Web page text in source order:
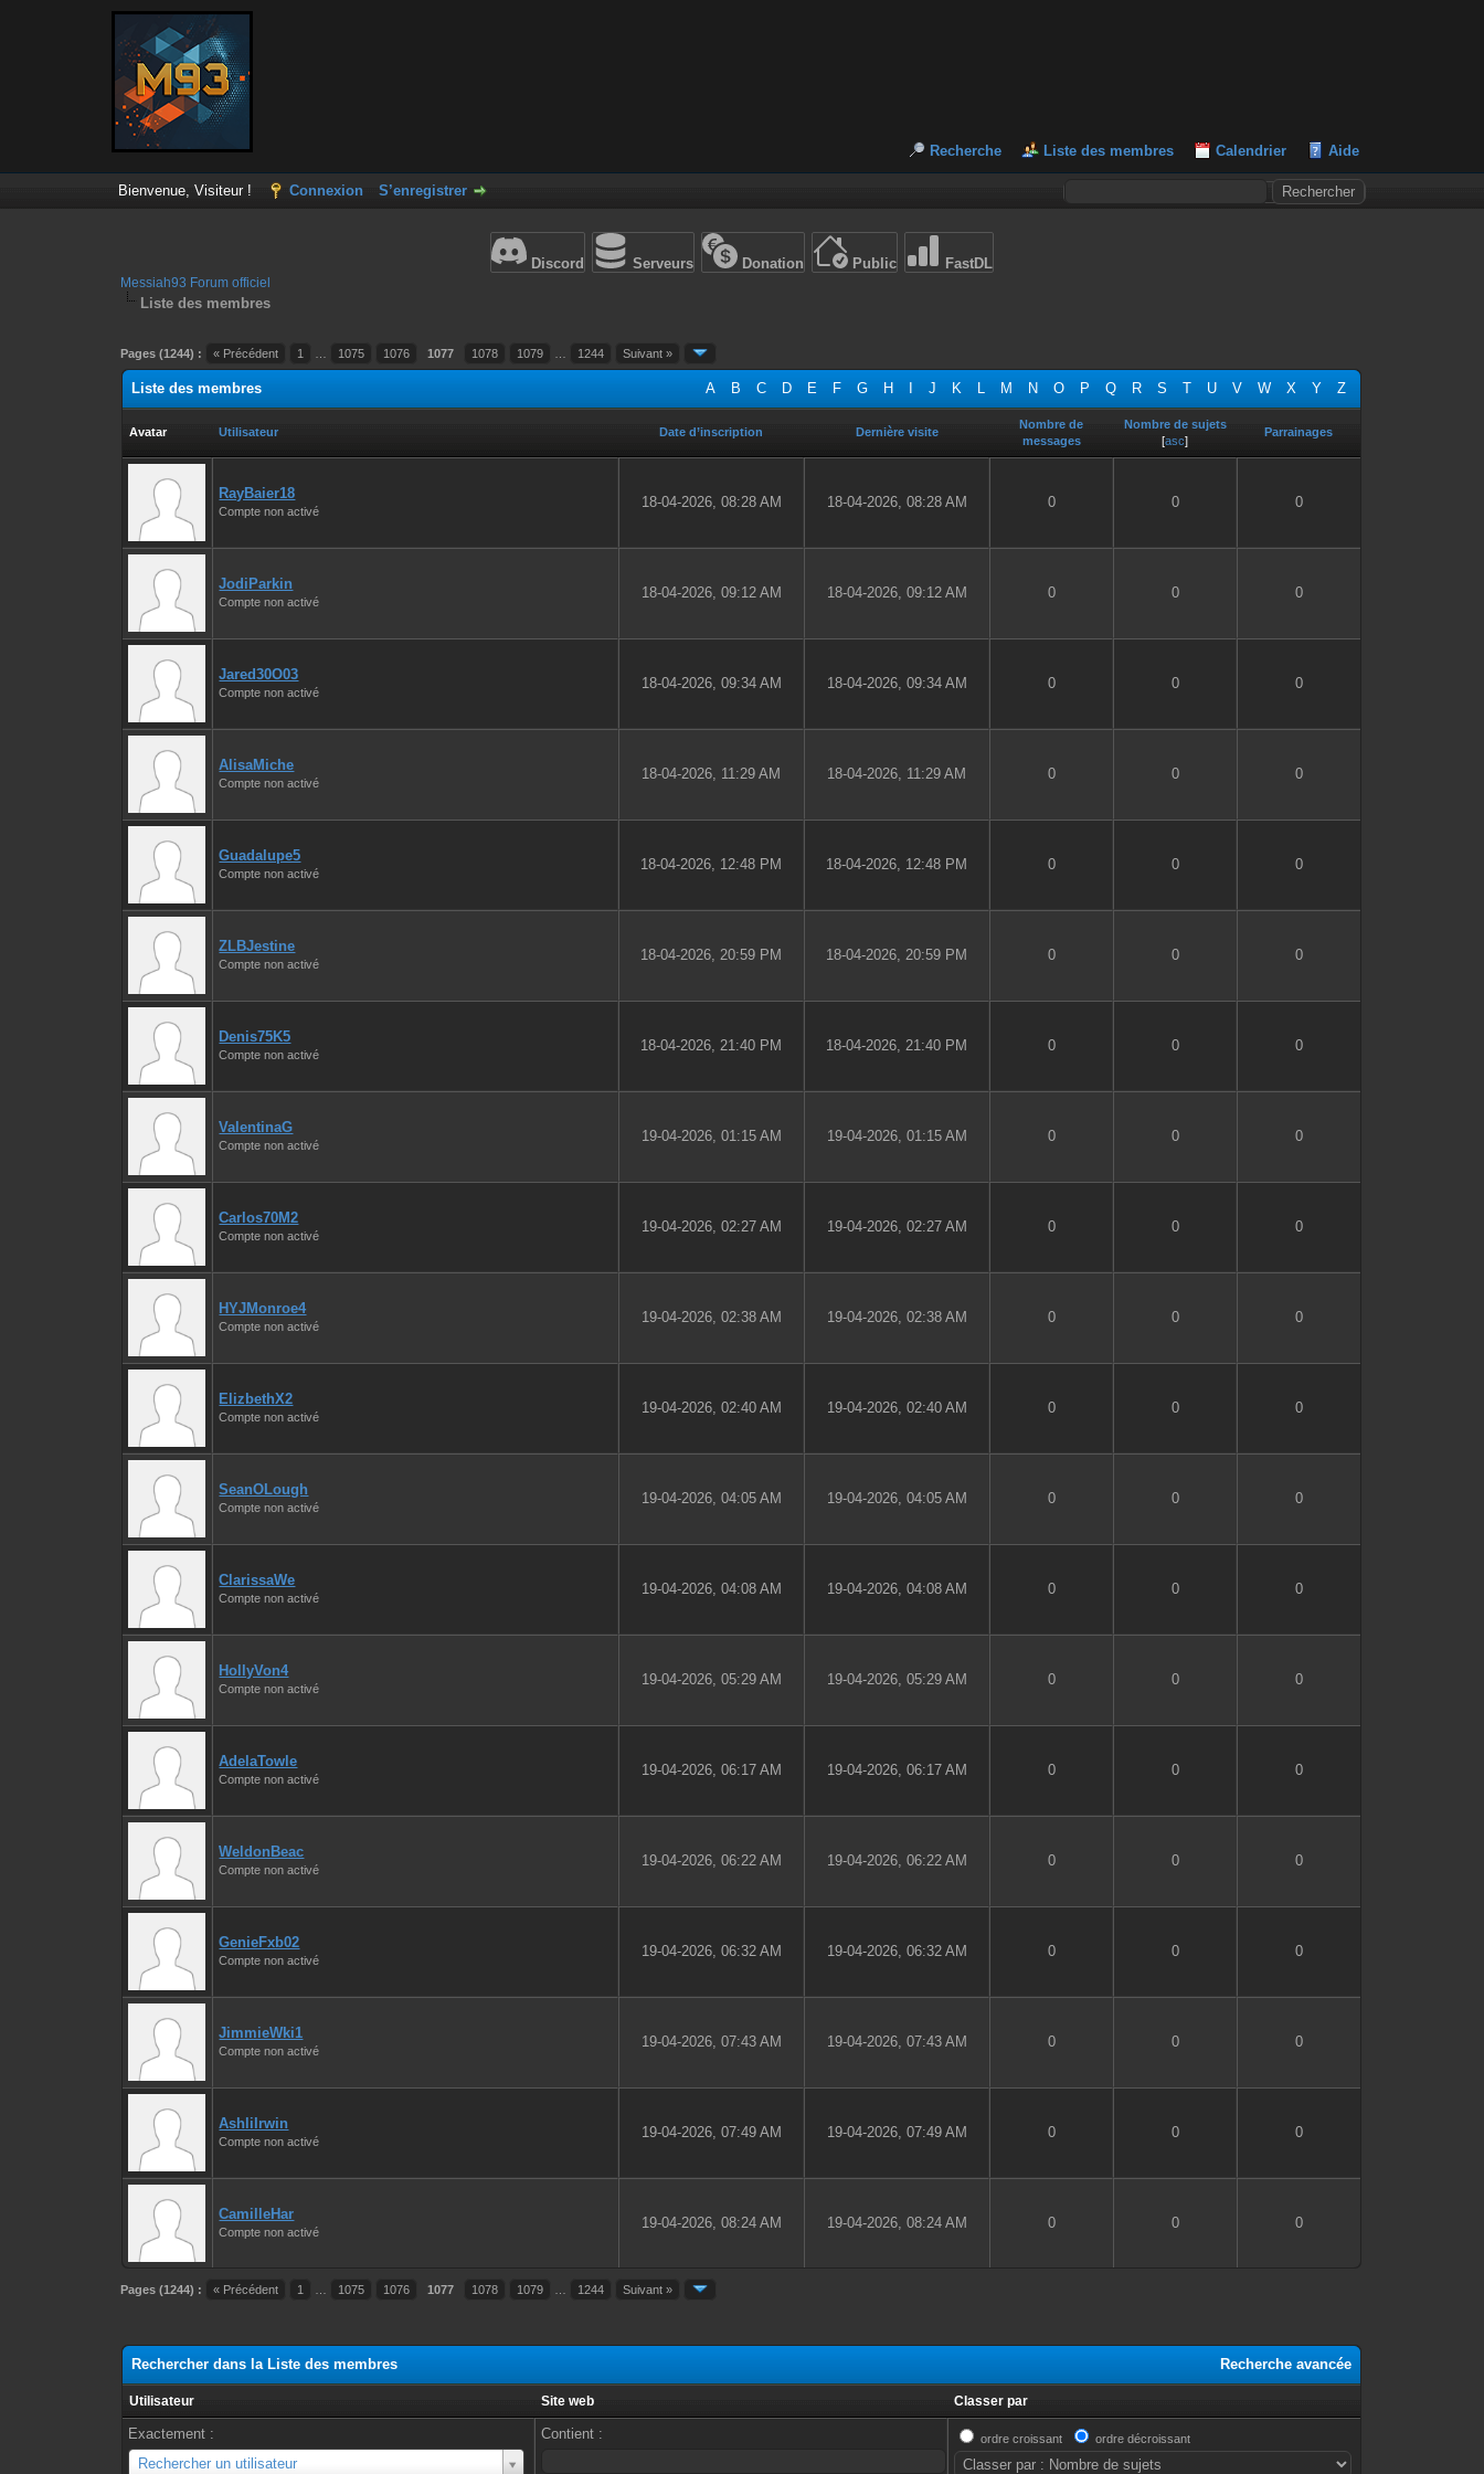
Recherche Liste des membres Calendrier Aide
Bienvenue, Visiteur ! Connexion S’enregistrer
Discord Serveurs Donation Public FastDL
Messiah93 Forum officiel
Liste des membres
Pages (1244) : « Précédent 1 1075 1076 1077 1078 1079 1244 Suivant »
A B C D E F G H J K L M N O P Q R S T U V W X Y Z
Liste des membres
Avatar Utilisateur Date d’inscription Dernière visite
Nombre de
messages
Nombre de sujets
[asc]
Parrainages
RayBaier18
Compte non activé
18-04-2026, 08:28 AM 18-04-2026, 08:28 AM 0 0 0
JodiParkin
Compte non activé
18-04-2026, 09:12 AM 18-04-2026, 09:12 AM 0 0 0
Jared30O03
Compte non activé
18-04-2026, 09:34 AM 18-04-2026, 09:34 AM 0 0 0
AlisaMiche
Compte non activé
18-04-2026, 11:29 AM 18-04-2026, 11:29 AM 0 0 0
Guadalupe5
Compte non activé
18-04-2026, 12:48 PM 18-04-2026, 12:48 PM 0 0 0
ZLBJestine
Compte non activé
18-04-2026, 20:59 PM 18-04-2026, 20:59 PM 0 0 0
Denis75K5
Compte non activé
18-04-2026, 21:40 PM 18-04-2026, 21:40 PM 0 0 0
ValentinaG
Compte non activé
19-04-2026, 01:15 AM 19-04-2026, 01:15 AM 0 0 0
Carlos70M2
Compte non activé
19-04-2026, 02:27 AM 19-04-2026, 02:27 AM 0 0 0
HYJMonroe4
Compte non activé
19-04-2026, 02:38 AM 19-04-2026, 02:38 AM 0 0 0
ElizbethX2
Compte non activé
19-04-2026, 02:40 AM 19-04-2026, 02:40 AM 0 0 0
SeanOLough
Compte non activé
19-04-2026, 04:05 AM 19-04-2026, 04:05 AM 0 0 0
ClarissaWe
Compte non activé
19-04-2026, 04:08 AM 19-04-2026, 04:08 AM 0 0 0
HollyVon4
Compte non activé
19-04-2026, 05:29 AM 19-04-2026, 05:29 AM 0 0 0
AdelaTowle
Compte non activé
19-04-2026, 06:17 AM 19-04-2026, 06:17 AM 0 0 0
WeldonBeac
Compte non activé
19-04-2026, 06:22 AM 19-04-2026, 06:22 AM 0 0 0
GenieFxb02
Compte non activé
19-04-2026, 06:32 AM 19-04-2026, 06:32 AM 0 0 0
JimmieWki1
Compte non activé
19-04-2026, 07:43 AM 19-04-2026, 07:43 AM 0 0 0
AshliIrwin
Compte non activé
19-04-2026, 07:49 AM 19-04-2026, 07:49 AM 0 0 0
CamilleHar
Compte non activé
19-04-2026, 08:24 AM 19-04-2026, 08:24 AM 0 0 0
Pages (1244) : « Précédent 1 1075 1076 1077 1078 1079 1244 Suivant »
Recherche avancée
Rechercher dans la Liste des membres
Utilisateur Site web Classer par
Exactement :
Rechercher un utilisateur
Utilisateur
Contient : ordre croissant ordre décroissant